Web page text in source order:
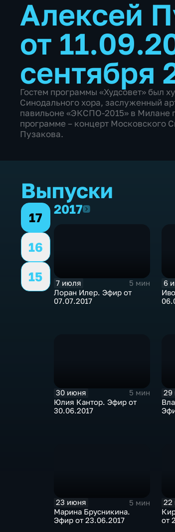
Алексей
от
сентября
Гостем программы «Худсовет» был
Синодального хора, заслуженный
павильоне «ЭКСПО-2015» в Милане
программе – концерт Московского
Пузакова.
Выпуски
17
16
15
20172017
7 июля
5 мин
Лоран Илер. Эфир от
07.07.2017
6
30 июня
5 мин
Юлия Кантор. Эфир от
30.06.2017
29
23 июня
5 мин
Марина Брусникина.
Эфир от 23.06.2017
22
от